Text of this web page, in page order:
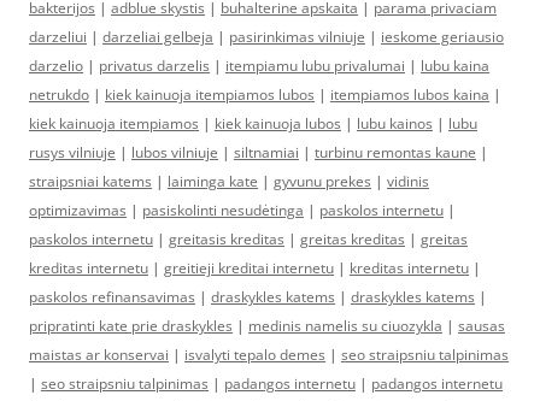
bakterijos | adblue skystis | buhalterine apskaita | parama privaciam
darzeliui | darzeliai gelbeja | pasirinkimas vilniuje | ieskome geriausio
darzelio | privatus darzelis | itempiamu lubu privalumai | lubu kaina
netrukdo | kiek kainuoja itempiamos lubos | itempiamos lubos kaina |
kiek kainuoja itempiamos | kiek kainuoja lubos | lubu kainos | lubu
rusys vilniuje | lubos vilniuje | siltnamiai | turbinu remontas kaune |
straipsniai katems | laiminga kate | gyvunu prekes | vidinis
optimizavimas | pasiskolinti nesudėtinga | paskolos internetu |
paskolos internetu | greitasis kreditas | greitas kreditas | greitas
kreditas internetu | greitieji kreditai internetu | kreditas internetu |
paskolos refinansavimas | draskykles katems | draskykles katems |
pripratinti kate prie draskykles | medinis namelis su ciuozykla | sausas
maistas ar konservai | isvalyti tepalo demes | seo straipsniu talpinimas
| seo straipsniu talpinimas | padangos internetu | padangos internetu